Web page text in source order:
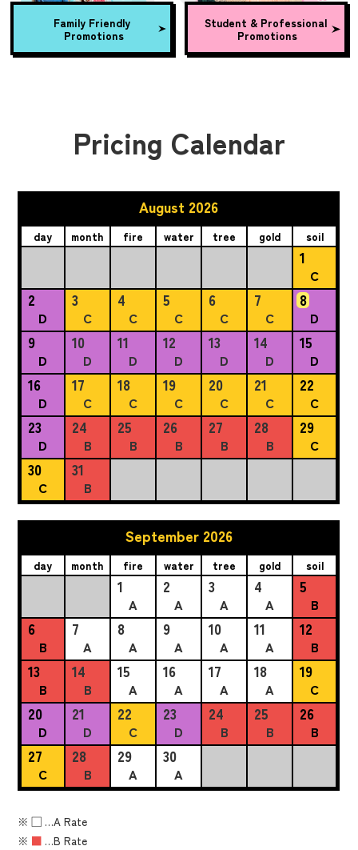
Family Friendly
Promotions
Student & Professional
Promotions
Pricing Calendar
August 2026
day month fire water tree gold soil
1
C
2
D
3
C
4
C
5
C
6
C
7
C
8
D
9
D
10
D
11
D
12
D
13
D
14
D
15
D
16
D
17
C
18
C
19
C
20
C
21
C
22
C
23
D
24
B
25
B
26
B
27
B
28
B
29
C
30
C
31
B
September 2026
day month fire water tree gold soil
1
A
2
A
3
A
4
A
5
B
6
B
7
A
8
A
9
A
10
A
11
A
12
B
13
B
14
B
15
A
16
A
17
A
18
A
19
C
20
D
21
D
22
C
23
D
24
B
25
B
26
B
27
C
28
B
29
A
30
A
※■ …A Rate
※ ■ …B Rate